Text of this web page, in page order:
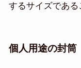
するサイズである
個人用途の封筒